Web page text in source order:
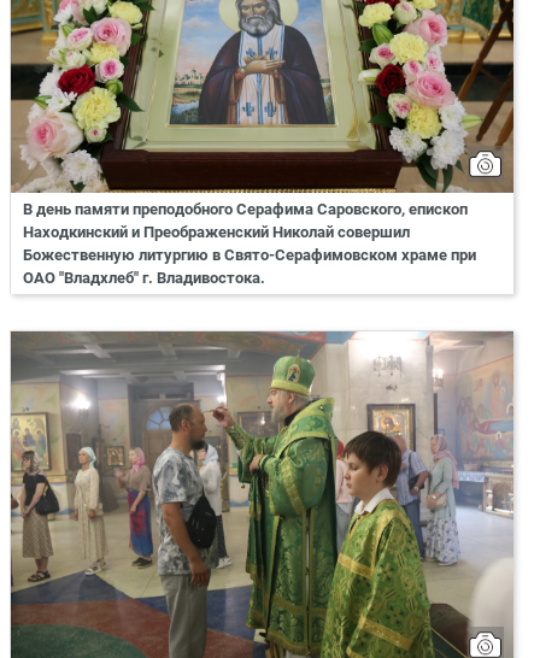
В день памяти преподобного Серафима Саровского, епископ
Находкинский и Преображенский Николай совершил
Божественную литургию в Свято-Серафимовском храме при
ОАО "Владхлеб" г. Владивостока.